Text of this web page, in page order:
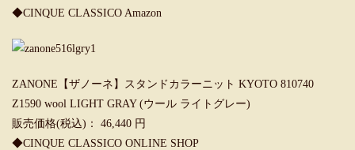
◆CINQUE CLASSICO Amazon
ZANONE【ザノーネ】スタンドカラーニット KYOTO 810740
Z1590 wool LIGHT GRAY (ウール ライトグレー)
販売価格(税込)： 46,440 円
◆CINQUE CLASSICO ONLINE SHOP